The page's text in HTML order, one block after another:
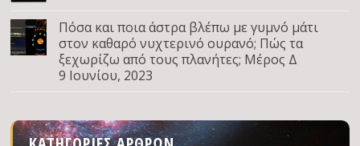
Πόσα και ποια άστρα βλέπω με γυμνό μάτι
στον καθαρό νυχτερινό ουρανό; Πώς τα
ξεχωρίζω από τους πλανήτες; Μέρος Δ
9 Ιουνίου, 2023